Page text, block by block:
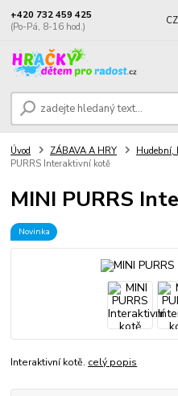
+420 732 459 425
(Po-Pá, 8-16 hod.)
Úvod ZÁBAVA A HRY Hudební,
PURRS Interaktivní kotě
MINI PURRS
Novinka
Interaktivní kotě. celý popis